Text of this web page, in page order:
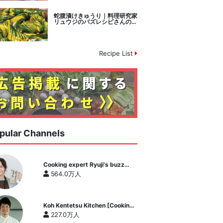
蛇腹漬けきゅうり｜料理研究家
リュウジのバズレシピさんのレ
シピ書き起こし
Recipe List
Channels
Cooking expert Ryuji's buzz
recipe
564.0万人
Koh Kentetsu Kitchen [Cooking
expert Koh Kentetsu official
channel]
227.0万人